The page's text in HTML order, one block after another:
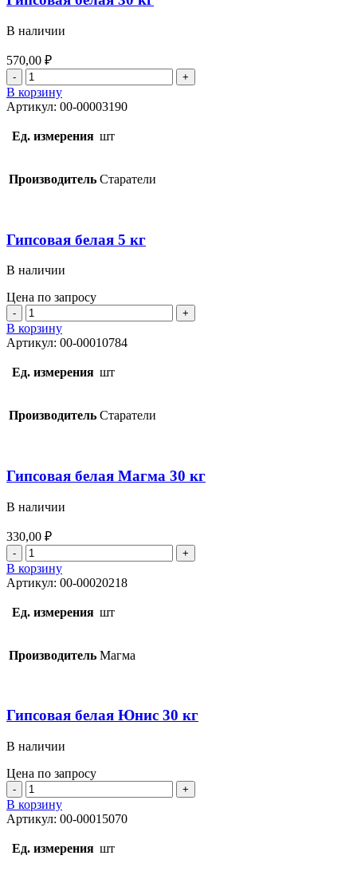
В наличии
570,00 ₽
Количество
товара
Гипсовая
белая
30
кг
В корзину
Артикул: 00-00003190
Ед. измерения шт
Производитель Старатели
Гипсовая белая 5 кг
В наличии
Цена по запросу
Количество
товара
Гипсовая
белая
5
кг
В корзину
Артикул: 00-00010784
Ед. измерения шт
Производитель Старатели
Гипсовая белая Магма 30 кг
В наличии
330,00 ₽
Количество
товара
Гипсовая
белая
Магма
30
В корзину
Артикул: 00-00020218
Ед. измерения шт
Производитель Магма
Гипсовая белая Юнис 30 кг
В наличии
Цена по запросу
Количество
товара
Гипсовая
белая
Юнис
30
В корзину
Артикул: 00-00015070
Ед. измерения шт